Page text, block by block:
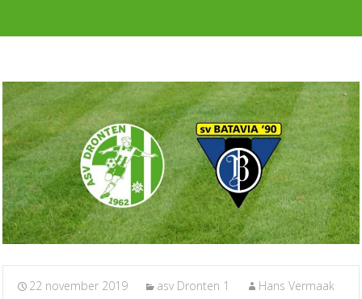
22 november 2019 asv Dronten 1 Hans Vermaak